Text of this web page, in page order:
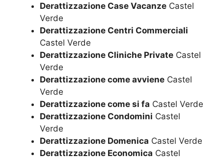
Derattizzazione Case Vacanze Castel
Verde
Derattizzazione Centri Commerciali
Castel Verde
Derattizzazione Cliniche Private Castel
Verde
Derattizzazione come avviene Castel
Verde
Derattizzazione come si fa Castel Verde
Derattizzazione Condomini Castel
Verde
Derattizzazione Domenica Castel Verde
Derattizzazione Economica Castel